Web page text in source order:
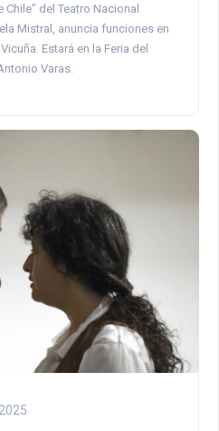
Chile” del Teatro Nacional
Mistral, anuncia funciones en
Estará en la Feria del
Varas.